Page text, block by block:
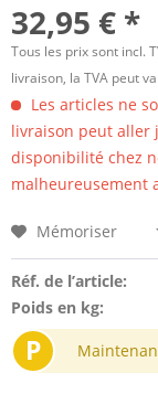
32,95 € *
Tous les prix sont incl.
livraison, la TVA peut
Les articles ne
livraison peut aller
disponibilité chez
malheureusement
Mémoriser
Réf. de l’article:
Poids en kg:
P